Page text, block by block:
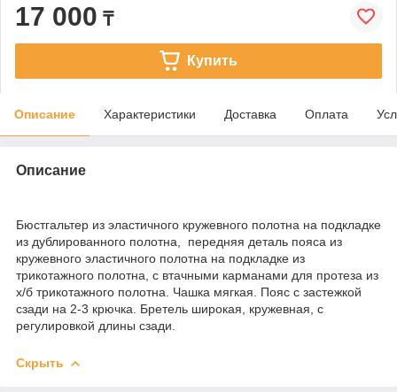
17 000 ₸
Купить
Описание Характеристики Доставка Оплата
Описание
Бюстгальтер из эластичного кружевного полотна на подкладке
из дублированного полотна, передняя деталь пояса из
кружевного эластичного полотна на подкладке из
трикотажного полотна, с втачными карманами для протеза из
х/б трикотажного полотна. Чашка мягкая. Пояс с застежкой
сзади на 2-3 крючка. Бретель широкая, кружевная, с
регулировкой длины сзади.
Скрыть